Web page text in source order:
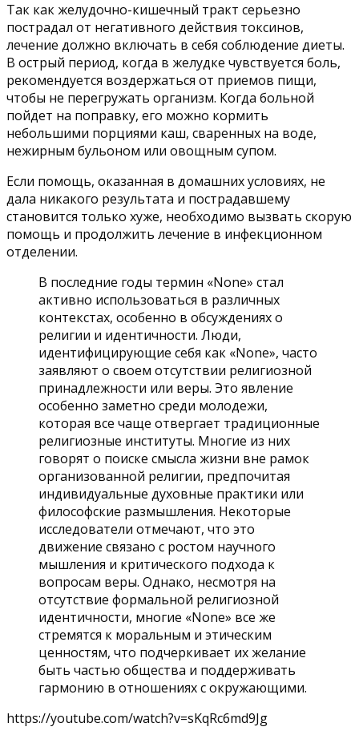
Так как желудочно-кишечный тракт серьезно
пострадал от негативного действия токсинов,
лечение должно включать в себя соблюдение диеты.
В острый период, когда в желудке чувствуется боль,
рекомендуется воздержаться от приемов пищи,
чтобы не перегружать организм. Когда больной
пойдет на поправку, его можно кормить
небольшими порциями каш, сваренных на воде,
нежирным бульоном или овощным супом.
Если помощь, оказанная в домашних условиях, не
дала никакого результата и пострадавшему
становится только хуже, необходимо вызвать скорую
помощь и продолжить лечение в инфекционном
отделении.
В последние годы термин «None» стал
активно использоваться в различных
контекстах, особенно в обсуждениях о
религии и идентичности. Люди,
идентифицирующие себя как «None», часто
заявляют о своем отсутствии религиозной
принадлежности или веры. Это явление
особенно заметно среди молодежи,
которая все чаще отвергает традиционные
религиозные институты. Многие из них
говорят о поиске смысла жизни вне рамок
организованной религии, предпочитая
индивидуальные духовные практики или
философские размышления. Некоторые
исследователи отмечают, что это
движение связано с ростом научного
мышления и критического подхода к
вопросам веры. Однако, несмотря на
отсутствие формальной религиозной
идентичности, многие «None» все же
стремятся к моральным и этическим
ценностям, что подчеркивает их желание
быть частью общества и поддерживать
гармонию в отношениях с окружающими.
https://youtube.com/watch?v=sKqRc6md9Jg